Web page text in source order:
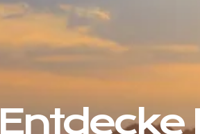
Entdecke